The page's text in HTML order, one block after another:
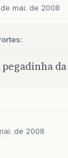
mai. de 2008
pegadinha
de 2008